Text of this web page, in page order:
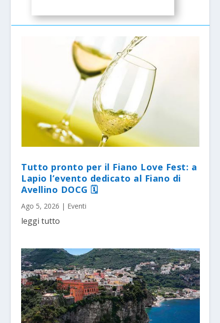
Tutto pronto per il Fiano Love Fest: a
Lapio l’evento dedicato al Fiano di
Avellino DOCG 🗓
Ago 5, 2026 | Eventi
leggi tutto